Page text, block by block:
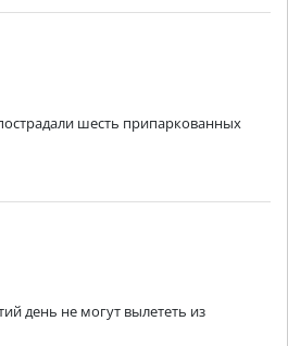
шесть припаркованных
день не могут вылететь из